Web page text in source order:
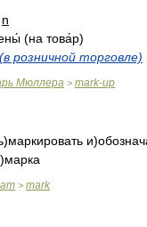
n
(на това́р)
(в розничной торговле)
Мюллера > mark-up
> mark